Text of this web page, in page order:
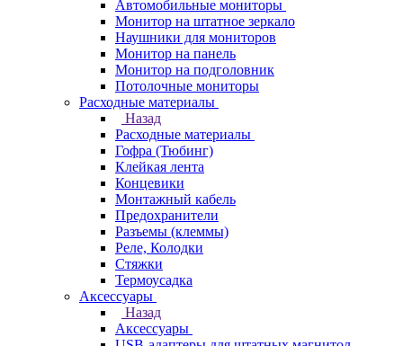
Автомобильные мониторы
Монитор на штатное зеркало
Наушники для мониторов
Монитор на панель
Монитор на подголовник
Потолочные мониторы
Расходные материалы
Назад
Расходные материалы
Гофра (Тюбинг)
Клейкая лента
Концевики
Монтажный кабель
Предохранители
Разъемы (клеммы)
Реле, Колодки
Стяжки
Термоусадка
Аксессуары
Назад
Аксессуары